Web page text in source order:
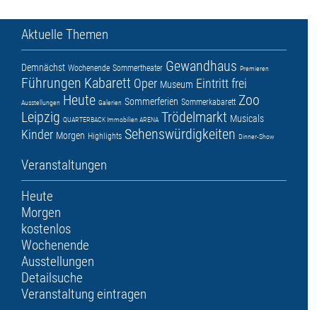
Aktuelle Themen
Demnächst Wochenende Sommertheater Gewandhaus Premieren
Führungen Kabarett Oper Museum Eintritt frei
Ausstellungen Heute Galerien Sommerferien Sommerkabarett Zoo
Leipzig QUARTERBACK Immobilien ARENA Trödelmarkt Musicals
Kinder Morgen Highlights Sehenswürdigkeiten Dinner-Show
Veranstaltungen
Heute
Morgen
kostenlos
Wochenende
Ausstellungen
Detailsuche
Veranstaltung eintragen